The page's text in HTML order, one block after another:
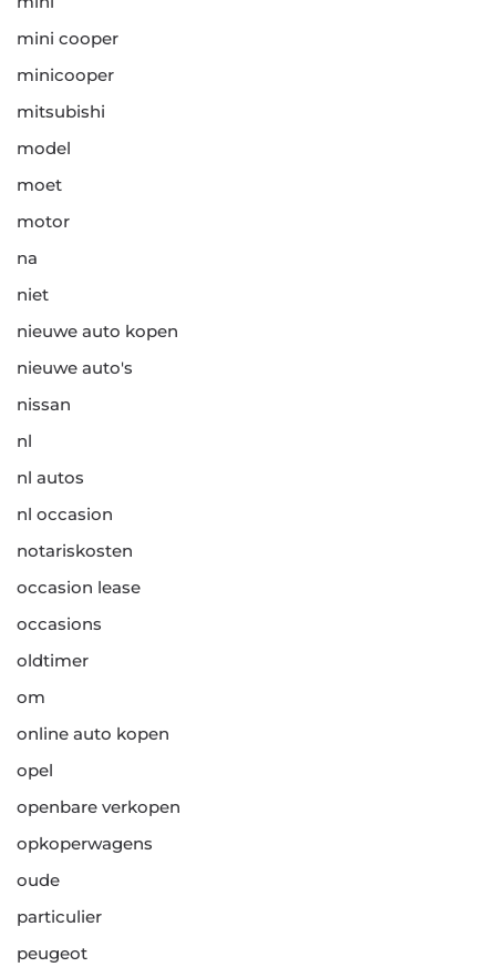
mini cooper
minicooper
mitsubishi
model
moet
motor
na
niet
nieuwe auto kopen
nieuwe auto's
nissan
nl
nl autos
nl occasion
notariskosten
occasion lease
occasions
oldtimer
om
online auto kopen
opel
openbare verkopen
opkoperwagens
oude
particulier
peugeot